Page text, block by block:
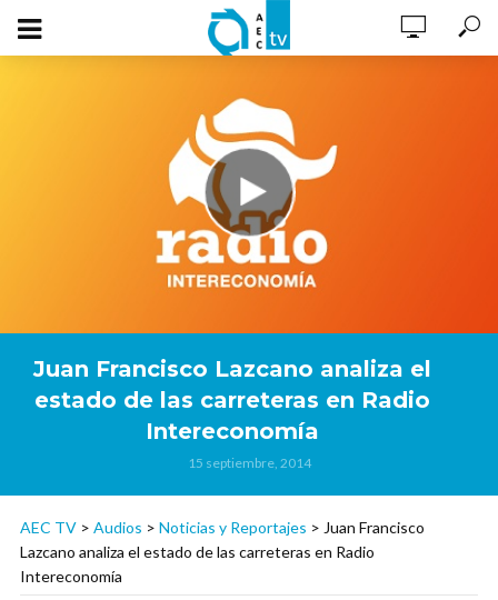
Juan Francisco Lazcano analiza el
estado de las carreteras en Radio
Intereconomía
15 septiembre, 2014
AEC TV > Audios > Noticias y Reportajes > Juan Francisco
Lazcano analiza el estado de las carreteras en Radio
Intereconomía